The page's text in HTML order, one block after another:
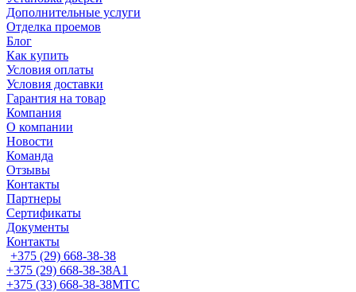
Дополнительные услуги
Отделка проемов
Блог
Как купить
Условия оплаты
Условия доставки
Гарантия на товар
Компания
О компании
Новости
Команда
Отзывы
Контакты
Партнеры
Сертификаты
Документы
Контакты
+375 (29) 668-38-38
+375 (29) 668-38-38A1
+375 (33) 668-38-38МТС